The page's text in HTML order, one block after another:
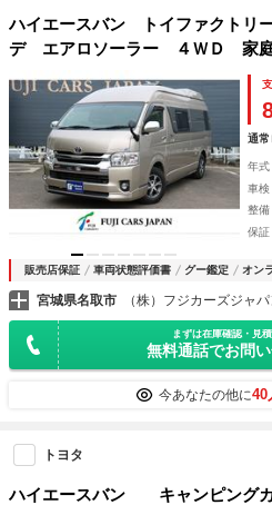
ハイエースバン トイファクトリ
デ エアロソーラー ４ＷＤ 家
ー ツインサブバッテリー １５
ソーラー ４０Ｌ冷蔵庫 フリッ
ナビ ＥＴＣ
通常
年式
車検
整備
保証
販売店保証 車両状態評価書 グー鑑定 オン
宮城県名取市 （株）フジカーズジ
まずは在庫確認・見
無料通話でお問
今あなたの他に40
トヨタ
ハイエースバン キャンピング